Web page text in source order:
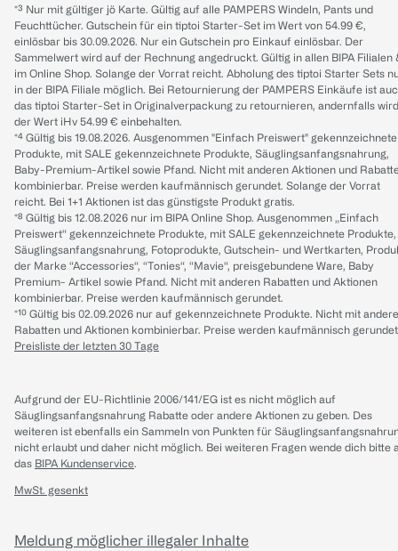
*³ Nur mit gültiger jö Karte. Gültig auf alle PAMPERS Windeln, Pants und
Feuchttücher. Gutschein für ein tiptoi Starter-Set im Wert von 54.99 €,
einlösbar bis 30.09.2026. Nur ein Gutschein pro Einkauf einlösbar. Der
Sammelwert wird auf der Rechnung angedruckt. Gültig in allen BIPA Filialen
im Online Shop. Solange der Vorrat reicht. Abholung des tiptoi Starter Sets
in der BIPA Filiale möglich. Bei Retournierung der PAMPERS Einkäufe ist
das tiptoi Starter-Set in Originalverpackung zu retournieren, andernfalls wird
der Wert iHv 54.99 € einbehalten.
*⁴ Gültig bis 19.08.2026. Ausgenommen "Einfach Preiswert" gekennzeichnete
Produkte, mit SALE gekennzeichnete Produkte, Säuglingsanfangsnahrung,
Baby-Premium-Artikel sowie Pfand. Nicht mit anderen Aktionen und
kombinierbar. Preise werden kaufmännisch gerundet. Solange der Vorrat
reicht. Bei 1+1 Aktionen ist das günstigste Produkt gratis.
*⁸ Gültig bis 12.08.2026 nur im BIPA Online Shop. Ausgenommen „Einfach
Preiswert“ gekennzeichnete Produkte, mit SALE gekennzeichnete Produkte,
Säuglingsanfangsnahrung, Fotoprodukte, Gutschein- und Wertkarten,
der Marke “Accessories“, “Tonies“, “Mavie“, preisgebundene Ware, Baby
Premium- Artikel sowie Pfand. Nicht mit anderen Rabatten und Aktionen
kombinierbar. Preise werden kaufmännisch gerundet.
*¹⁰ Gültig bis 02.09.2026 nur auf gekennzeichnete Produkte. Nicht mit
Rabatten und Aktionen kombinierbar. Preise werden kaufmännisch
Preisliste der letzten 30 Tage
Aufgrund der EU-Richtlinie 2006/141/EG ist es nicht möglich auf
Säuglingsanfangsnahrung Rabatte oder andere Aktionen zu geben. Des
weiteren ist ebenfalls ein Sammeln von Punkten für
nicht erlaubt und daher nicht möglich. Bei weiteren Fragen wende dich bitte
das BIPA Kundenservice.
MwSt. gesenkt
Meldung möglicher illegaler Inhalte